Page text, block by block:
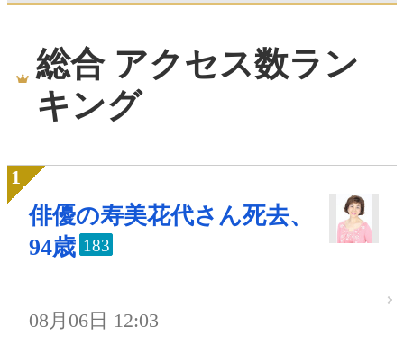
総合 アクセス数ラン
キング
俳優の寿美花代さん死去、
94歳 183
08月06日 12:03